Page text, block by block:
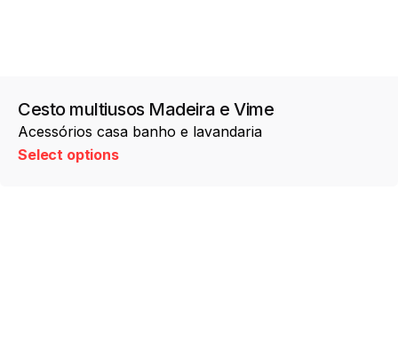
Cesto multiusos Madeira e Vime
Acessórios casa banho e lavandaria
Select options